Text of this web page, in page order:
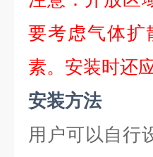
要考虑气体扩
素。安装时还
安装方法
用户可以自行